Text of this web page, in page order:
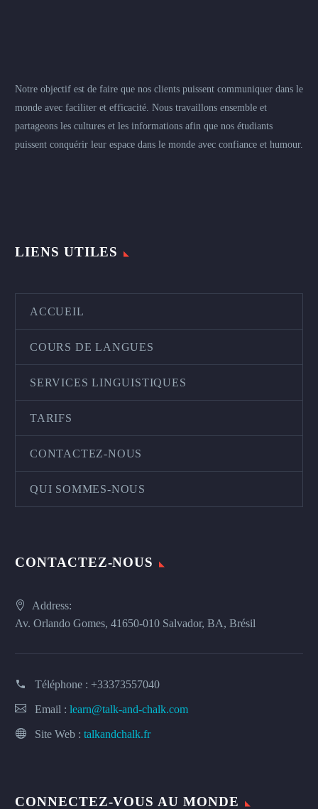
Notre objectif est de faire que nos clients puissent communiquer dans le
monde avec faciliter et efficacité. Nous travaillons ensemble et
partageons les cultures et les informations afin que nos étudiants
puissent conquérir leur espace dans le monde avec confiance et humour.
LIENS UTILES
ACCUEIL
COURS DE LANGUES
SERVICES LINGUISTIQUES
TARIFS
CONTACTEZ-NOUS
QUI SOMMES-NOUS
CONTACTEZ-NOUS
Address:
Av. Orlando Gomes, 41650-010 Salvador, BA, Brésil
Téléphone : +33373557040
Email : learn@talk-and-chalk.com
Site Web : talkandchalk.fr
CONNECTEZ-VOUS AU MONDE